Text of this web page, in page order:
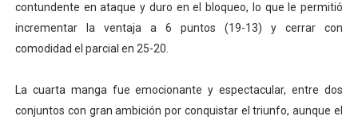
contundente en ataque y duro en el bloqueo, lo que le permitió
incrementar la ventaja a 6 puntos (19-13) y cerrar con
comodidad el parcial en 25-20.
La cuarta manga fue emocionante y espectacular, entre dos
conjuntos con gran ambición por conquistar el triunfo, aunque el